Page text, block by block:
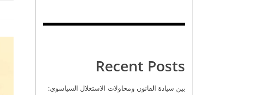
Recent Posts
بين سيادة القانون ومحاولات الاستغلال السياسوي: